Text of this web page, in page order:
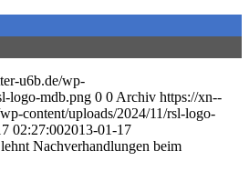
u6b.de/wp-
logo-mdb.png 0 0 Archiv https://xn--
content/uploads/2024/11/rsl-logo-
02:27:002013-01-17
Nachverhandlungen beim